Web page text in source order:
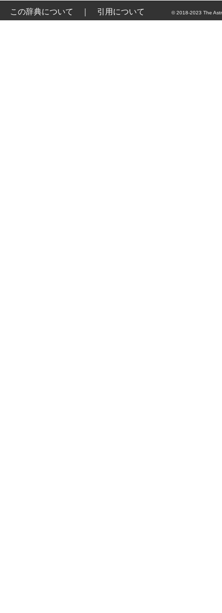
この辞典について 引用について © 2018-2023 The